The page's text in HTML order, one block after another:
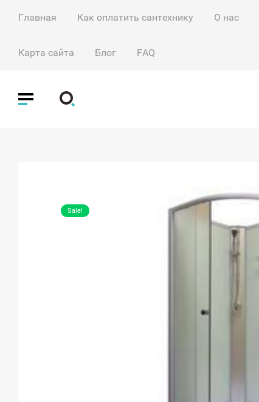
Главная Как оплатить сантехнику О нас
Карта сайта Блог FAQ
Sale!